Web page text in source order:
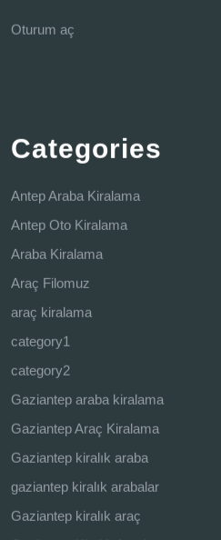
Oturum aç
Categories
Antep Araba Kiralama
Antep Oto Kiralama
Araba Kiralama
Araç Filomuz
araç kiralama
category1
category2
Gaziantep araba kiralama
Gaziantep Araç Kiralama
Gaziantep kiralık araba
gaziantep kiralık arabalar
Gaziantep kiralık araç